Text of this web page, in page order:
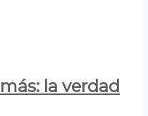
la verdad